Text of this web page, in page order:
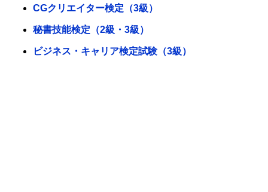
CGクリエイター検定（3級）
秘書技能検定（2級・3級）
ビジネス・キャリア検定試験（3級）